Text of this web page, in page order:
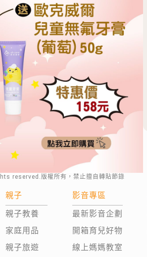
reserved.版權所有，禁止擅自轉貼節錄
親子
親子教養
家庭用品
親子旅遊
影音專區
最新影音企劃
開箱育兒好物
線上媽媽教室